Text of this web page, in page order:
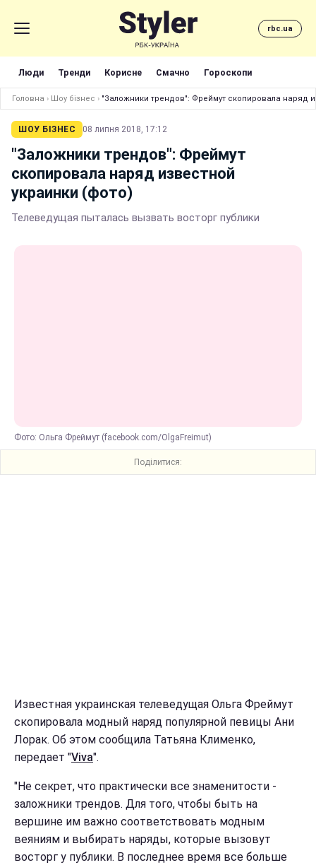
rbc.ua
Люди Тренди Корисне Смачно Гороскопи
Головна › Шоу бізнес › "Заложники трендов": Фреймут скопировала наряд
ШОУ БІЗНЕС 08 липня 2018, 17:12
"Заложники трендов": Фреймут
скопировала наряд известной
украинки (фото)
Телеведущая пыталась вызвать восторг публики
Фото: Ольга Фреймут (facebook.com/OlgaFreimut)
Поділитися:
Известная украинская телеведущая Ольга Фреймут
скопировала модный наряд популярной певицы Ани
Лорак. Об этом сообщила Татьяна Клименко,
передает "Viva".
"Не секрет, что практически все знаменитости -
заложники трендов. Для того, чтобы быть на
вершине им важно соответствовать модным
веяниям и выбирать наряды, которые вызовут
восторг у публики. В последнее время все больше